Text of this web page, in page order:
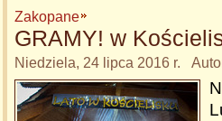
Zakopane
GRAMY! w
Niedziela, 24 lipca 2016 r.